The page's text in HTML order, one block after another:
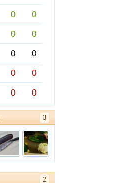
0
0
0
0
0
0
0
0
0
0
3
2